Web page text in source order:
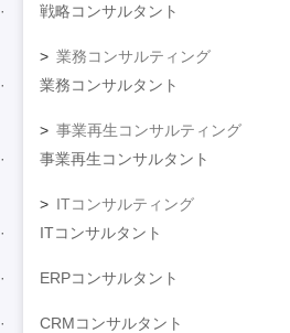
戦略コンサルタント
業務コンサルティング
業務コンサルタント
事業再生コンサルティング
事業再生コンサルタント
ITコンサルティング
ITコンサルタント
ERPコンサルタント
CRMコンサルタント